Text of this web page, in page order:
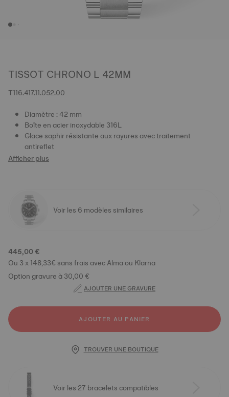
TISSOT CHRONO L 42MM
T116.417.11.052.00
Diamètre : 42 mm
Boîte en acier inoxydable 316L
Glace saphir résistante aux rayures avec traitement
antireflet
Afficher plus
Voir les 6 modèles similaires
445,00 €
Ou 3 x 148,33€ sans frais avec Alma ou Klarna
Option gravure à 30,00 €
AJOUTER UNE GRAVURE
AJOUTER AU PANIER
TROUVER UNE BOUTIQUE
Voir les 27 bracelets compatibles